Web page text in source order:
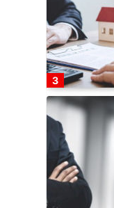
3